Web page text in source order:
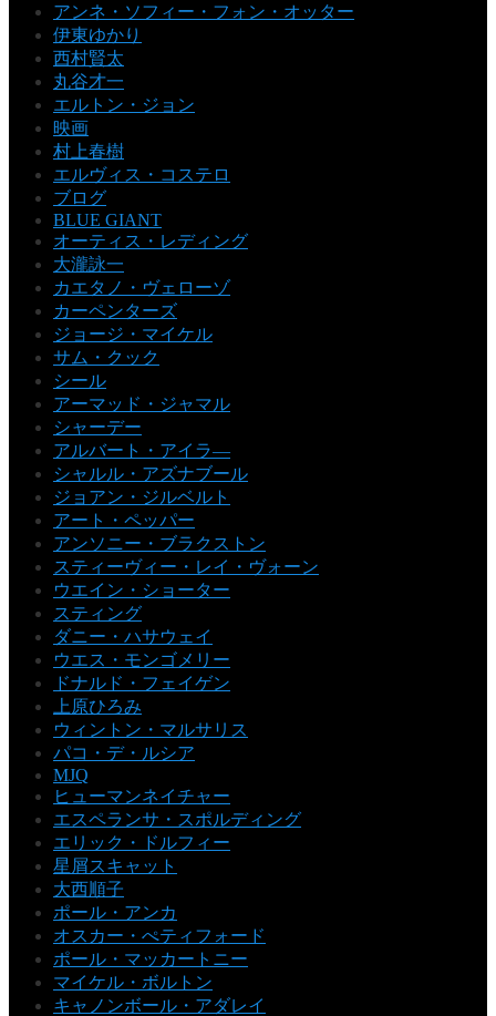
アンネ・ソフィー・フォン・オッター
伊東ゆかり
西村賢太
丸谷才一
エルトン・ジョン
映画
村上春樹
エルヴィス・コステロ
ブログ
BLUE GIANT
オーティス・レディング
大瀧詠一
カエタノ・ヴェローゾ
カーペンターズ
ジョージ・マイケル
サム・クック
シール
アーマッド・ジャマル
シャーデー
アルバート・アイラ―
シャルル・アズナブール
ジョアン・ジルベルト
アート・ペッパー
アンソニー・ブラクストン
スティーヴィー・レイ・ヴォーン
ウエイン・ショーター
スティング
ダニー・ハサウェイ
ウエス・モンゴメリー
ドナルド・フェイゲン
上原ひろみ
ウィントン・マルサリス
パコ・デ・ルシア
MJQ
ヒューマンネイチャー
エスペランサ・スポルディング
エリック・ドルフィー
星屑スキャット
大西順子
ポール・アンカ
オスカー・ぺティフォード
ポール・マッカートニー
マイケル・ボルトン
キャノンボール・アダレイ